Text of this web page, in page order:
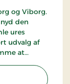
og Viborg.
den
ures
udvalg af
at
historie.
Kro, Classic